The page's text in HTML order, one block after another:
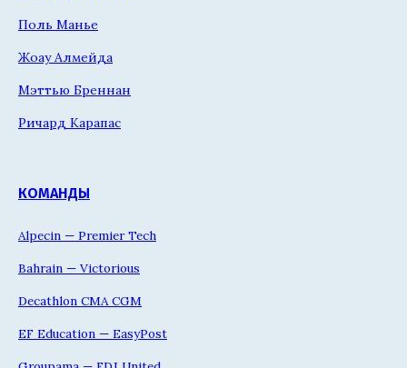
Поль Манье
Жоау Алмейда
Мэттью Бреннан
Ричард Карапас
КОМАНДЫ
Alpecin — Premier Tech
Bahrain — Victorious
Decathlon CMA CGM
EF Education — EasyPost